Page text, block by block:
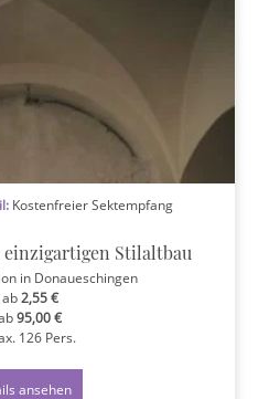
Kostenfreier Sektempfang
Stilaltbau
in Donaueschingen
ab2,55 €
95,00 €
126Pers.
ansehen